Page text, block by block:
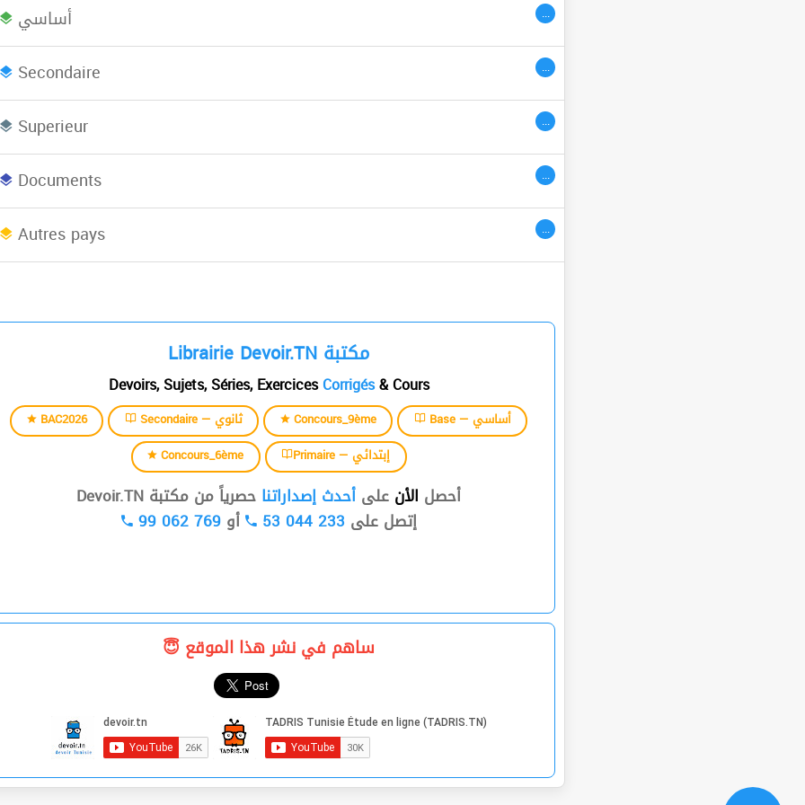
أساسي ...
Secondaire ...
Superieur ...
Bac plus 2
Documents ...
Concours
Autres pays ...
Afrique du Nord
Librairie Devoir.TN مكتبة
Devoirs, Sujets, Séries, ExercicesCorrigés& Cours
BAC2026 Secondaire — ثانوي Concours_9ème
Base — أساسي
Concours_6ème
Primaire — إبتدائي
أحصل الأن على أحدث إصداراتنا حصرياً من مكتبة Devoir.TN
إتصل على 53 044 233 أو99 062 769
ساهم في نشر هذا الموقع 😇